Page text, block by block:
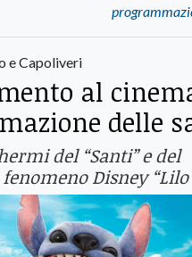
e Capoliveri
al
delle
del “Santi” e del
Disney